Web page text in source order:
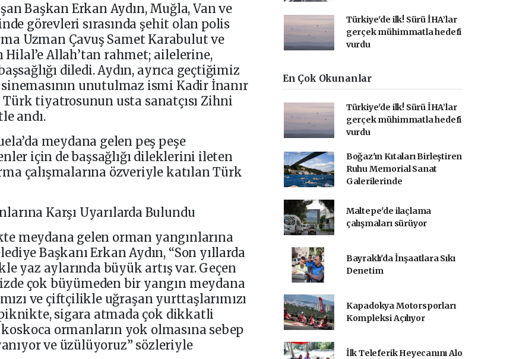
Başkan Erkan Aydın, Muğla, Van ve
görevleri sırasında şehit olan polis
Uzman Çavuş Samet Karabulut ve
Allah’tan rahmet; ailelerine,
diledi. Aydın, ayrıca geçtiğimiz
unutulmaz ismi Kadir İnanır
Türk tiyatrosunun usta sanatçısı Zihni
andı.
meydana gelen peş peşe
için de başsağlığı dileklerini ileten
çalışmalarına özveriyle katılan Türk
Karşı Uyarılarda Bulundu
meydana gelen orman yangınlarına
Başkanı Erkan Aydın, “Son yıllarda
yaz aylarında büyük artış var. Geçen
çok büyümeden bir yangın meydana
ve çiftçilikle uğraşan yurttaşlarımızı
sigara atmada çok dikkatli
ormanların yok olmasına sebep
ve üzülüyoruz” sözleriyle
Türkiye'de ilk! Sürü İHA’lar
gerçek mühimmatla hedefi
vurdu
En Çok Okunanlar
Türkiye'de ilk! Sürü İHA’lar
gerçek mühimmatla hedefi
vurdu
Boğaz'ın Kıtaları Birleştiren
Ruhu Memorial Sanat
Galerilerinde
Maltepe'de ilaçlama
çalışmaları sürüyor
Bayraklı'da İnşaatlara Sıkı
Denetim
Kapadokya Motorsporları
Kompleksi Açılıyor
İlk Teleferik Heyecanını Alo